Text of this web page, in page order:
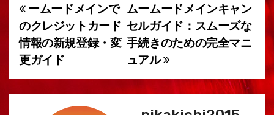
投
稿
ナ
ビ
ムームードメインキャン
セルガイド：スムーズな
手続きのための完全マニ
ュアル
ームードメインで
のクレジットカード
情報の新規登録・変
更ガイド